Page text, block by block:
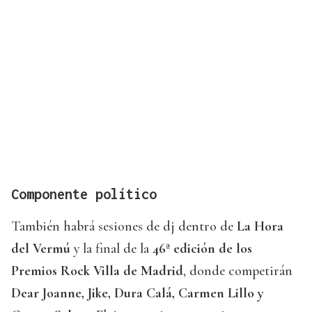
Componente político
También habrá sesiones de dj dentro de La Hora
del Vermú y la final de la 46ª edición de los
Premios Rock Villa de Madrid, donde competirán
Dear Joanne, Jike, Dura Calá, Carmen Lillo y